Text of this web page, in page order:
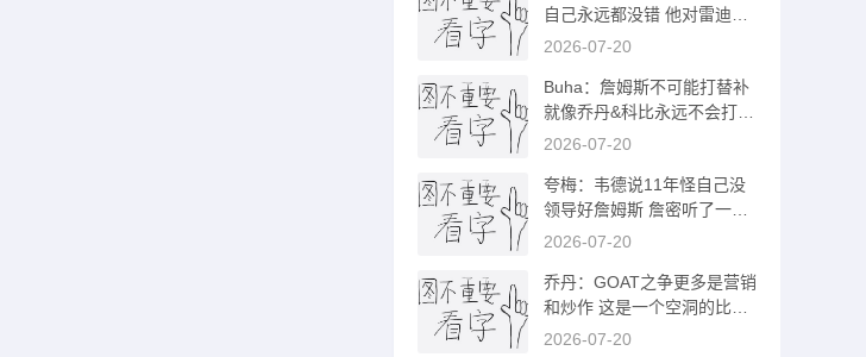
自己永远都没错 他对雷迪克
缺少尊重
2026-07-20
Buha：詹姆斯不可能打替补
就像乔丹&科比永远不会打替
补一样
2026-07-20
夸梅：韦德说11年怪自己没
领导好詹姆斯 詹密听了一定
很破防吧
2026-07-20
乔丹：GOAT之争更多是营销
和炒作 这是一个空洞的比较
我从未当真
2026-07-20